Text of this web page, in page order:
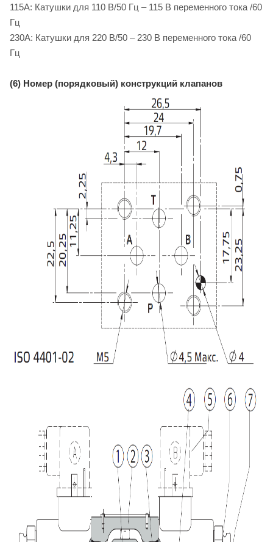
115A: Катушки для 110 B/50 Гц – 115 B переменного тока /60
Гц
230A: Катушки для 220 B/50 – 230 B переменного тока /60
Гц
(6) Номер (порядковый) конструкций клапанов